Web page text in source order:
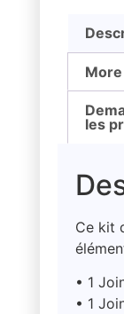
les
Ce kit
• 1
• 1